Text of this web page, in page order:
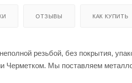
ОТЗЫВЫ КАК КУПИТЬ
резьбой, без покрытия,
Черметком. Мы поставляем